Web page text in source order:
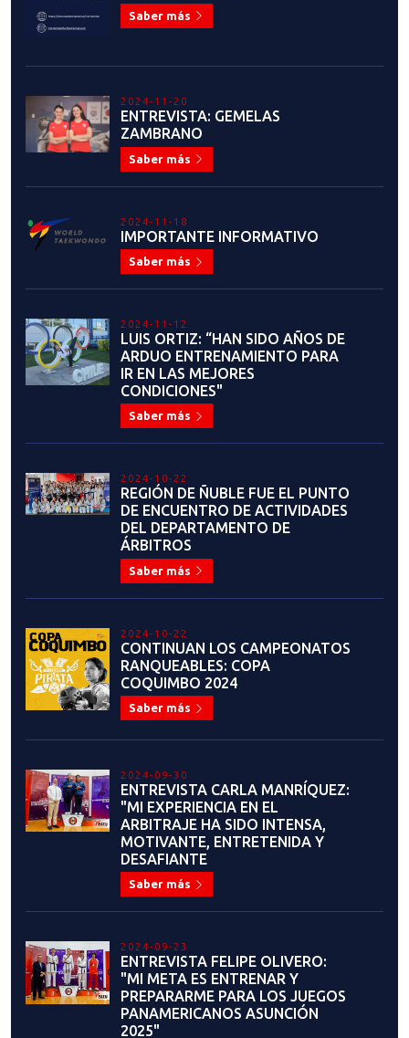
Saber más
2024-11-20
ENTREVISTA: GEMELAS
ZAMBRANO
Saber más
2024-11-18
IMPORTANTE INFORMATIVO
Saber más
2024-11-12
LUIS ORTIZ: “HAN SIDO AÑOS DE
ARDUO ENTRENAMIENTO PARA
IR EN LAS MEJORES
CONDICIONES"
Saber más
2024-10-22
REGIÓN DE ÑUBLE FUE EL PUNTO
DE ENCUENTRO DE ACTIVIDADES
DEL DEPARTAMENTO DE
ÁRBITROS
Saber más
2024-10-22
CONTINUAN LOS CAMPEONATOS
RANQUEABLES: COPA
COQUIMBO 2024
Saber más
2024-09-30
ENTREVISTA CARLA MANRÍQUEZ:
"MI EXPERIENCIA EN EL
ARBITRAJE HA SIDO INTENSA,
MOTIVANTE, ENTRETENIDA Y
DESAFIANTE
Saber más
2024-09-23
ENTREVISTA FELIPE OLIVERO:
"MI META ES ENTRENAR Y
PREPARARME PARA LOS JUEGOS
PANAMERICANOS ASUNCIÓN
2025"